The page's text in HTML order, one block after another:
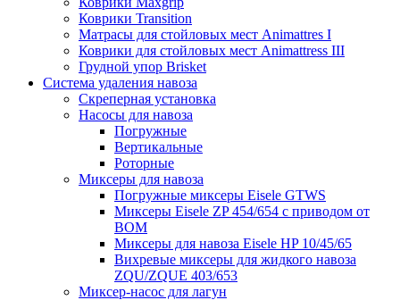
Коврики Transition
Матрасы для стойловых мест Animattres I
Коврики для стойловых мест Animattress III
Грудной упор Brisket
Система удаления навоза
Скреперная установка
Насосы для навоза
Погружные
Вертикальные
Роторные
Миксеры для навоза
Погружные миксеры Eisele GTWS
Миксеры Eisele ZP 454/654 с приводом от
ВОМ
Миксеры для навоза Eisele HP 10/45/65
Вихревые миксеры для жидкого навоза
ZQU/ZQUE 403/653
Миксер-насос для лагун